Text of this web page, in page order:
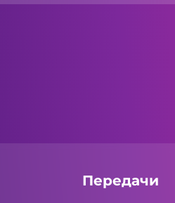
Передачи